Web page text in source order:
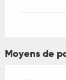
Moyens de